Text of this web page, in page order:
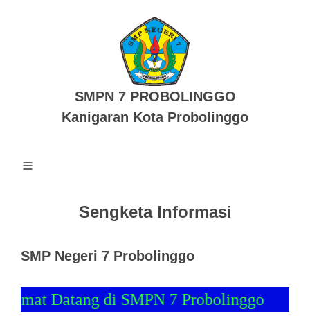
SMPN 7 PROBOLINGGO
Kanigaran Kota Probolinggo
Sengketa Informasi
SMP Negeri 7 Probolinggo
Datang di SMPN 7 Probolinggo